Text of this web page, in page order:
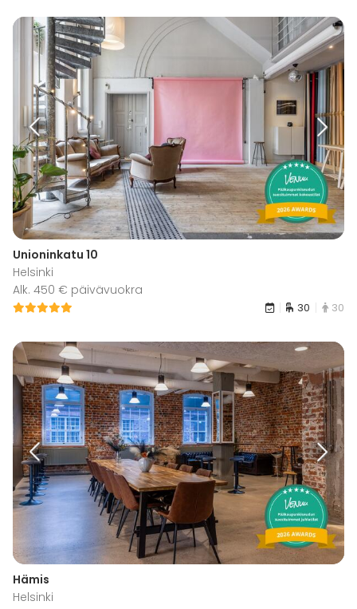
Unioninkatu 10
Helsinki
Alk. 450 € päivävuokra
30 30
Hämis
Helsinki